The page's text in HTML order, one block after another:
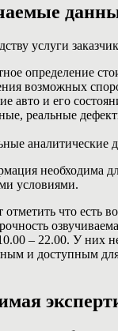
услуги
определение
возможных
авто и его
реальные
аналитические
необходима
условиями.
что есть
– 22.00. У них
и доступным